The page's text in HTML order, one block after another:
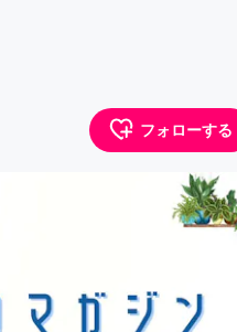
フォローする